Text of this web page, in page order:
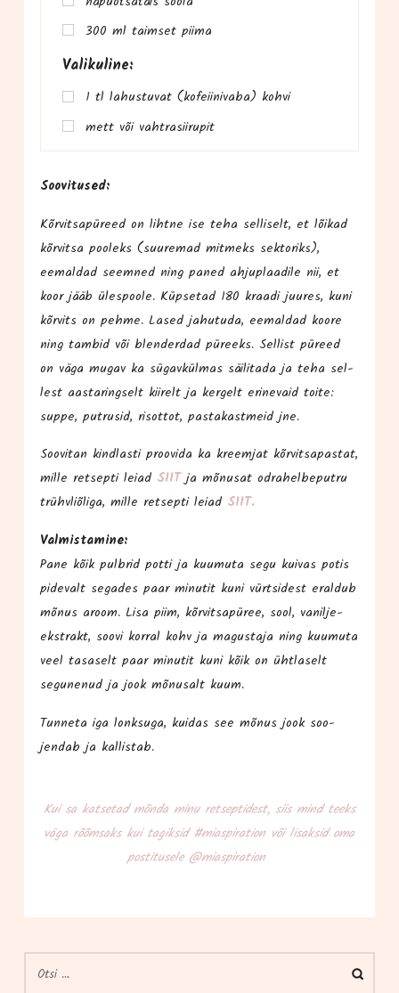
300 ml taim­set piima
Vali­ku­li­ne:
1 tl lahus­tu­vat (kofeii­ni­va­ba) kohvi
mett või vahtrasiirupit
Soo­vi­tu­sed:
Kõr­vit­sa­pü­reed on liht­ne ise teha sel­li­selt, et lõi­kad
kõr­vit­sa poo­leks (suu­re­mad mit­meks sek­to­riks),
eemal­dad seem­ned ning paned ahju­plaa­di­le nii, et
koor jääb üles­poo­le. Küp­se­tad 180 kraa­di juu­res, kuni
kõr­vits on peh­me. Lased jahu­tu­da, eemal­dad koo­re
ning tam­bid või blen­der­dad püreeks. Sel­list püreed
on väga mugav ka sügav­kül­mas säi­li­ta­da ja teha sel­
lest aas­ta­ring­selt kii­relt ja ker­gelt eri­ne­vaid toi­te:
sup­pe, putrusid, risot­tot, pas­ta­k­ast­meid jne.
Soo­vi­tan kind­las­ti proo­vi­da ka kreem­jat kõr­vit­sa­pas­tat,
mil­le ret­sep­ti leiad SIIT ja mõnu­sat odra­hel­be­putru
trühv­li­õliga, mil­le ret­sep­ti leiad SIIT.
Val­mis­ta­mi­ne:
Pane kõik pulb­rid pot­ti ja kuu­mu­ta segu kui­vas potis
pide­valt sega­des paar minu­tit kuni vürt­si­dest eral­dub
mõnus aroom. Lisa piim, kõr­vit­sa­pü­ree, sool, vanil­je­
ekst­rakt, soo­vi kor­ral kohv ja magus­ta­ja ning kuu­mu­ta
veel tasa­selt paar minu­tit kuni kõik on üht­la­selt
segu­ne­nud ja jook mõnu­salt kuum.
Tun­ne­ta iga lonk­su­ga, kui­das see mõnus jook soo­
jendab ja kallistab.
Kui sa kat­se­tad mõn­da minu ret­sep­ti­dest, siis mind teeks
väga rõõm­saks kui tagik­sid #mias­pi­ra­tion või lisak­sid oma
pos­ti­tu­se­le @miaspiration